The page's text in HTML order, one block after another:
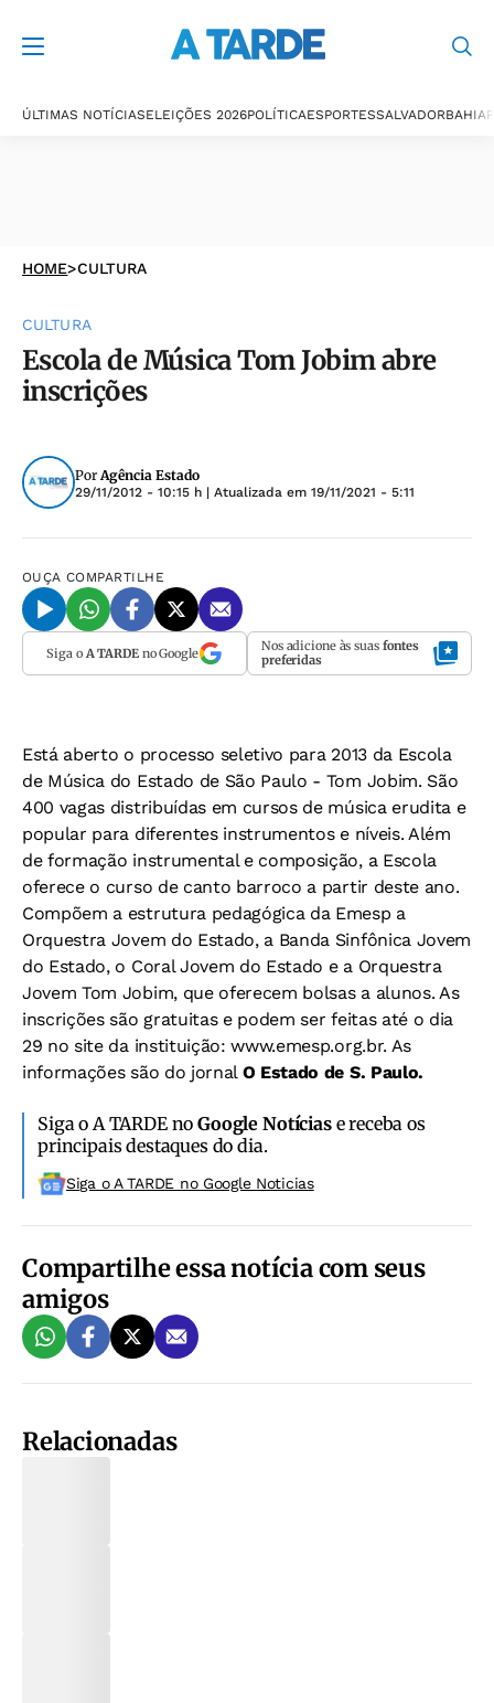
ÚLTIMAS NOTÍCIASELEIÇÕES 2026POLÍTICAESPORTESSALVADORBAHIA
HOME>CULTURA
CULTURA
Escola de Música Tom Jobim abre
inscrições
PorAgência Estado
29/11/2012 - 10:15 h | Atualizada em 19/11/2021 - 5:11
OUÇA COMPARTILHE
Siga o A TARDEno Google Nos adicione às suas fontes
preferidas
Está aberto o processo seletivo para 2013 da Escola
de Música do Estado de São Paulo - Tom Jobim. São
400 vagas distribuídas em cursos de música erudita e
popular para diferentes instrumentos e níveis. Além
de formação instrumental e composição, a Escola
oferece o curso de canto barroco a partir deste ano.
Compõem a estrutura pedagógica da Emesp a
Orquestra Jovem do Estado, a Banda Sinfônica Jovem
do Estado, o Coral Jovem do Estado e a Orquestra
Jovem Tom Jobim, que oferecem bolsas a alunos. As
inscrições são gratuitas e podem ser feitas até o dia
29 no site da instituição: www.emesp.org.br. As
informações são do jornal O Estado de S. Paulo.
Siga o A TARDE noGoogle Notíciase receba os
principais destaques do dia.
Siga o A TARDE no Google Noticias
Compartilhe essa notícia com seus
amigos
Relacionadas